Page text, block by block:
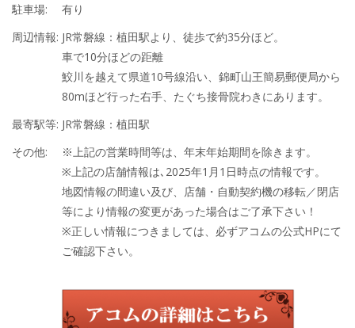
駐車場:
有り
周辺情報: JR常磐線：植田駅より、徒歩で約35分ほど。
車で10分ほどの距離
鮫川を越えて県道10号線沿い、錦町山王簡易郵便局から
80mほど行った右手、たぐち接骨院わきにあります。
最寄駅等: JR常磐線：植田駅
その他:
※上記の営業時間等は、年末年始期間を除きます。
※上記の店舗情報は､2025年1月1日時点の情報です。
地図情報の間違い及び、店舗・自動契約機の移転／閉店
等により情報の変更があった場合はご了承下さい！
※正しい情報につきましては、必ずアコムの公式HPにて
ご確認下さい。